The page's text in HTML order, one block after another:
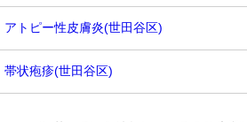
アトピー性皮膚炎(世田谷区)
帯状疱疹(世田谷区)